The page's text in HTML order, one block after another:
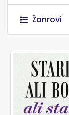
Žanrovi